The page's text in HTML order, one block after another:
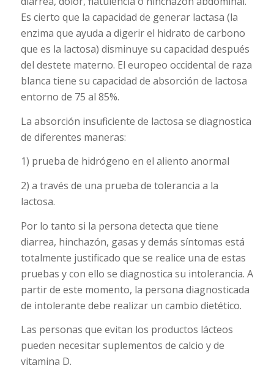
Es cierto que la capacidad de generar lactasa (la
enzima que ayuda a digerir el hidrato de carbono
que es la lactosa) disminuye su capacidad después
del destete materno. El europeo occidental de raza
blanca tiene su capacidad de absorción de lactosa
entorno de 75 al 85%.
La absorción insuficiente de lactosa se diagnostica
de diferentes maneras:
1) prueba de hidrógeno en el aliento anormal
2) a través de una prueba de tolerancia a la
lactosa.
Por lo tanto si la persona detecta que tiene
diarrea, hinchazón, gasas y demás síntomas está
totalmente justificado que se realice una de estas
pruebas y con ello se diagnostica su intolerancia. A
partir de este momento, la persona diagnosticada
de intolerante debe realizar un cambio dietético.
Las personas que evitan los productos lácteos
pueden necesitar suplementos de calcio y de
vitamina D.